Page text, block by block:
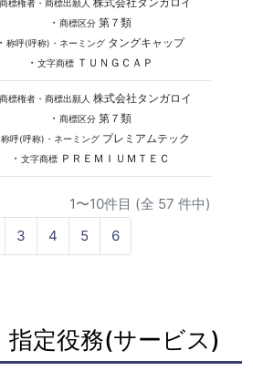
商標権者・商標出願人
・ 商標区分第７類
・ 称呼(呼称)・ネーミングタングキャップ
・ 文字商標ＴＵＮＧＣＡＰ
商標権者・商標出願人 株式会社タンガロイ
・ 商標区分第７類
称呼(呼称)・ネーミングプレミアムテック
・ 文字商標ＰＲＥＭＩＵＭＴＥＣ
1〜10件目 (全 57 件中)
3 4 5 6
指定役務(サービス)